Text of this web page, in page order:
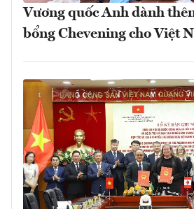
Vương quốc Anh dành
bổng Chevening cho Việt